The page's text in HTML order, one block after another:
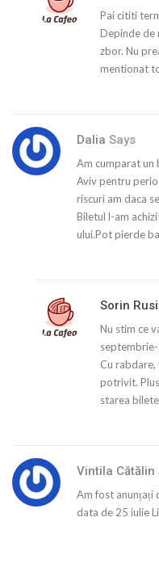
Pai cititi
Depinde de
zbor. Nu
mentionat
Dalia Says
Am cumparat un
Aviv pentru
riscuri am daca
Biletul l-am
ului.Pot pierde
Sorin Rusi
Nu stim ce
Cu
potrivit.
starea
Vintila Cătălin
Am fost anunțați
data de 25 iulie